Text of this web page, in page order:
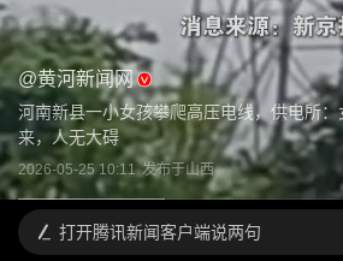
@黄河新闻网
河南新县一小女孩攀爬高压电线，供电所
来，人无大碍
2026-05-25 10:11 发布于山西
打开腾讯新闻客户端说两句